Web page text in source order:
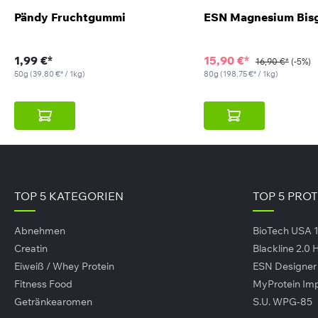
Nahrungsergänzungsmittel in
C (als L-Ascorbinsäure), Kapselhülle (Gelatine,
Trennmittel: Magnesiumsalze der
dienen nicht als Nahrungsersatz, sondern
eine gesunde Lebensführung. Nicht für Kinder, Jugendliche,
empfohlene tägliche Verzehrmenge darf nicht
Pändy Fruchtgummi
1,99 €*
50g (39,80 €* / 1kg)
ESN Magnesium
15,90 €* 16,90 €* (-5%)
80g (198,75 €* / 1kg)
Original2Go Real
Creatine Monohydrate
TOP 5 KATEGORIEN
Abnehmen
Creatin
Eiweiß / Whey Protein
Fitness Food
Getränkearomen
TOP 5
BioTech USA
Blackline 2.0
ESN
MyProtein
S.U. WPG-85